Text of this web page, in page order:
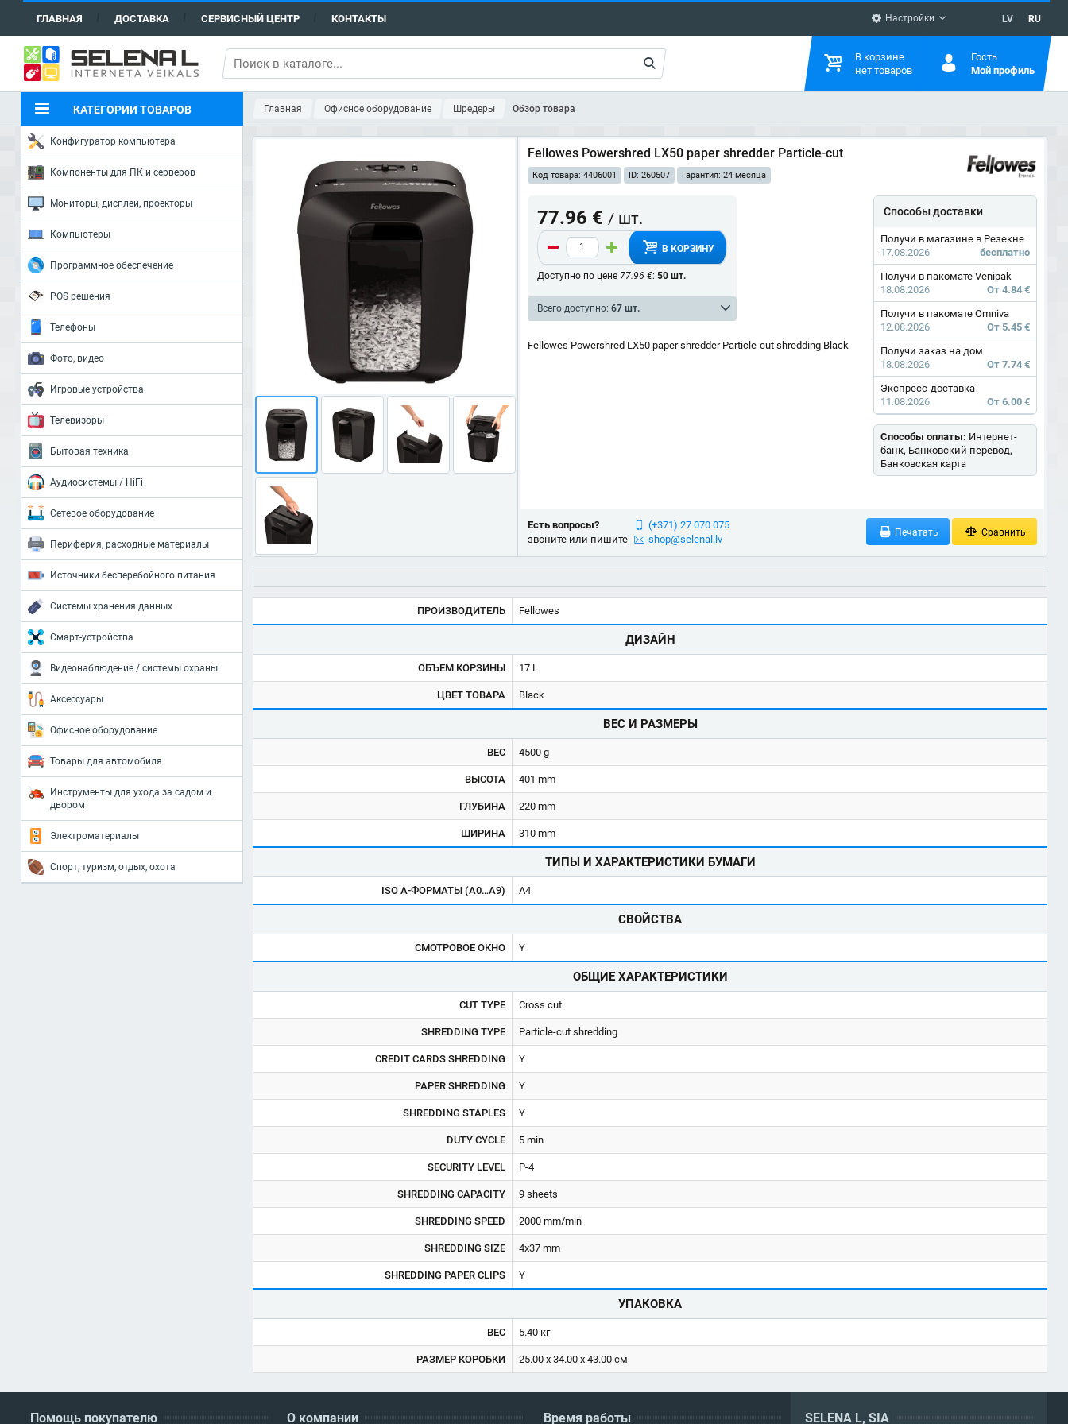
ГЛАВНАЯ ДОСТАВКА СЕРВИСНЫЙ ЦЕНТР КОНТАКТЫ Настройки LV RU
В корзине
нет товаров
Гость
Мой профиль
КАТЕГОРИИ ТОВАРОВ Главная Офисное оборудование Шредеры Обзор товара
Конфигуратор компьютера
Компоненты для ПК и серверов
Мониторы, дисплеи, проекторы
Компьютеры
Программное обеспечение
POS решения
Телефоны
Фото, видео
Игровые устройства
Телевизоры
Бытовая техника
Аудиосистемы / HiFi
Сетевое оборудование
Периферия, расходные материалы
Источники бесперебойного питания
Системы хранения данных
Смарт-устройства
Видеонаблюдение / системы охраны
Аксессуары
Офисное оборудование
Товары для автомобиля
Инструменты для ухода за садом и
двором
Электроматериалы
Спорт, туризм, отдых, охота
Fellowes Powershred LX50 paper shredder Particle-cut
Код товара: 4406001 ID: 260507 Гарантия: 24 месяца
77.96 € / шт.
В КОРЗИНУ
Доступно по цене 77.96 €: 50 шт.
Всего доступно: 67 шт.
Fellowes Powershred LX50 paper shredder Particle-cut shredding Black
Способы доставки
Получи в магазине в Резекне
17.08.2026
бесплатно
Получи в пакомате Venipak
18.08.2026
От 4.84 €
Получи в пакомате Omniva
12.08.2026
От 5.45 €
Получи заказ на дом
18.08.2026
От 7.74 €
Экспресс-доставка
11.08.2026
От 6.00 €
Способы оплаты: Интернет-
банк, Банковский перевод,
Банковская карта
Есть вопросы?
звоните или пишите
(+371) 27 070 075
shop@selenal.lv
Печатать Сравнить
ПРОИЗВОДИТЕЛЬ Fellowes
ДИЗАЙН
ОБЪЕМ КОРЗИНЫ 17 L
ЦВЕТ ТОВАРА Black
ВЕС И РАЗМЕРЫ
ВЕС 4500 g
ВЫСОТА 401 mm
ГЛУБИНА 220 mm
ШИРИНА 310 mm
ТИПЫ И ХАРАКТЕРИСТИКИ БУМАГИ
ISO A-ФОРМАТЫ (А0…А9) A4
СВОЙСТВА
СМОТРОВОЕ ОКНО Y
ОБЩИЕ ХАРАКТЕРИСТИКИ
CUT TYPE Cross cut
SHREDDING TYPE Particle-cut shredding
CREDIT CARDS SHREDDING Y
PAPER SHREDDING Y
SHREDDING STAPLES Y
DUTY CYCLE 5 min
SECURITY LEVEL P-4
SHREDDING CAPACITY 9 sheets
SHREDDING SPEED 2000 mm/min
SHREDDING SIZE 4x37 mm
SHREDDING PAPER CLIPS Y
УПАКОВКА
ВЕС 5.40 кг
РАЗМЕР КОРОБКИ 25.00 x 34.00 x 43.00 см
Помощь покупателю О компании Время работы SELENA L, SIA